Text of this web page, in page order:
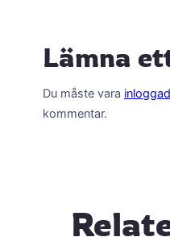
Lämna
Du måste vara inloggad
kommentar.